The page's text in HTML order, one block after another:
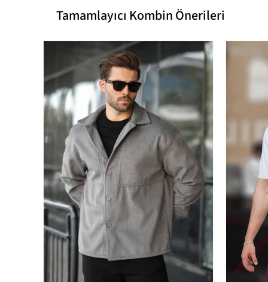
Kapama Şekli
Cep Tipi
Desen
Tamamlayıcı Kombin Önerileri